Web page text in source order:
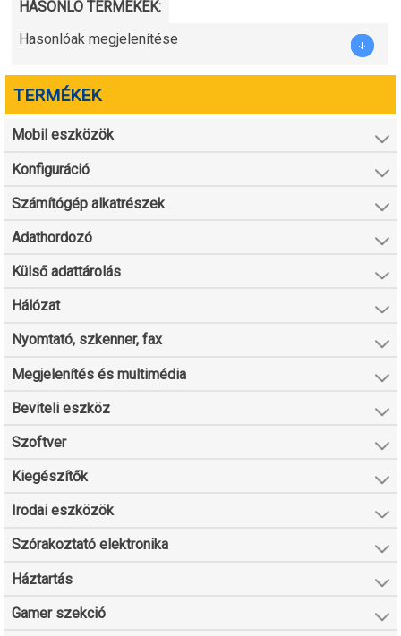
HASONLÓ TERMÉKEK:
Hasonlóak megjelenítése
TERMÉKEK
Mobil eszközök
Konfiguráció
Számítógép alkatrészek
Adathordozó
Külső adattárolás
Hálózat
Nyomtató, szkenner, fax
Megjelenítés és multimédia
Beviteli eszköz
Szoftver
Kiegészítők
Irodai eszközök
Szórakoztató elektronika
Háztartás
Gamer szekció